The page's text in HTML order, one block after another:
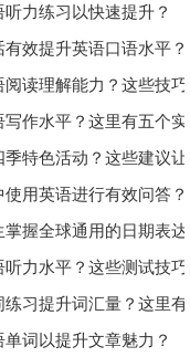
力练习以快速提升？
效提升英语口语水平？
读理解能力？这些技巧
作水平？这里有五个实
季特色活动？这些建议
使用英语进行有效问答
握全球通用的日期表达
力水平？这些测试技巧
练习提升词汇量？这里
词以提升文章魅力？